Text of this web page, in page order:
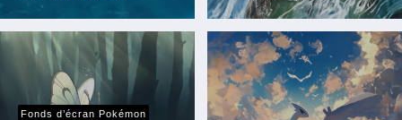
Fonds d’écran Pokémon